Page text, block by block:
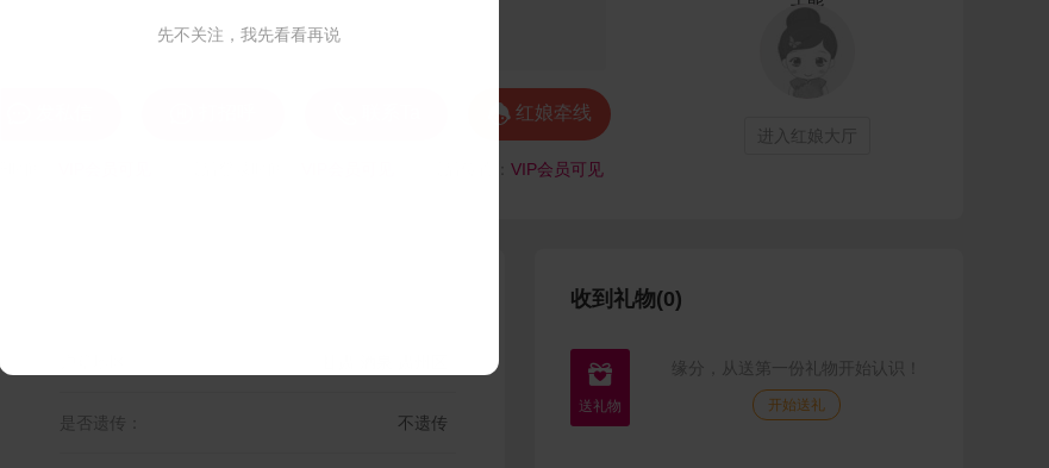
 红娘牵线
VIP会员可见
进入红娘大厅
是否遗传： 不遗传
收到礼物(0)
 缘分，从送第一份礼物开始认识！
开始送礼
先不关注，我先看看再说